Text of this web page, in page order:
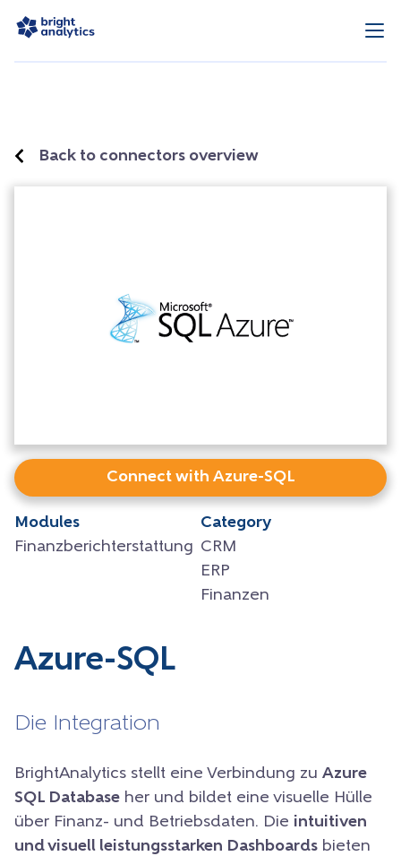
Back to connectors overview
Connect with Azure-SQL
Modules
Finanzberichterstattung
Category
CRM
ERP
Finanzen
Azure-SQL
Die Integration
BrightAnalytics stellt eine Verbindung zu Azure
SQL Database her und bildet eine visuelle Hülle
über Finanz- und Betriebsdaten. Die intuitiven
und visuell leistungsstarken Dashboards bieten